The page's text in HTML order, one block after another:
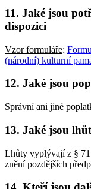
11. Jaké jsou
dispozici
Vzor formuláře:
(národní) kulturní
12. Jaké jsou
Správní ani jiné
13. Jaké jsou
Lhůty vyplývají z § 71
znění pozdějších